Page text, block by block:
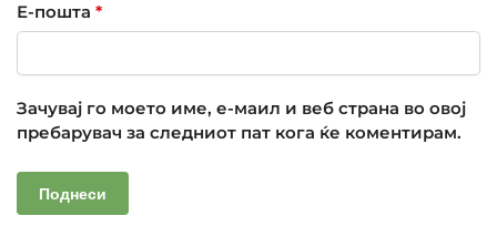
Е-пошта *
Зачувај го моето име, е-маил и веб страна во овој
пребарувач за следниот пат кога ќе коментирам.